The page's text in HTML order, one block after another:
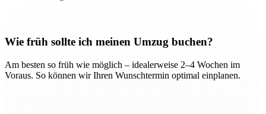
Wie früh sollte ich meinen Umzug buchen?
Am besten so früh wie möglich – idealerweise 2–4 Wochen im
Voraus. So können wir Ihren Wunschtermin optimal einplanen.